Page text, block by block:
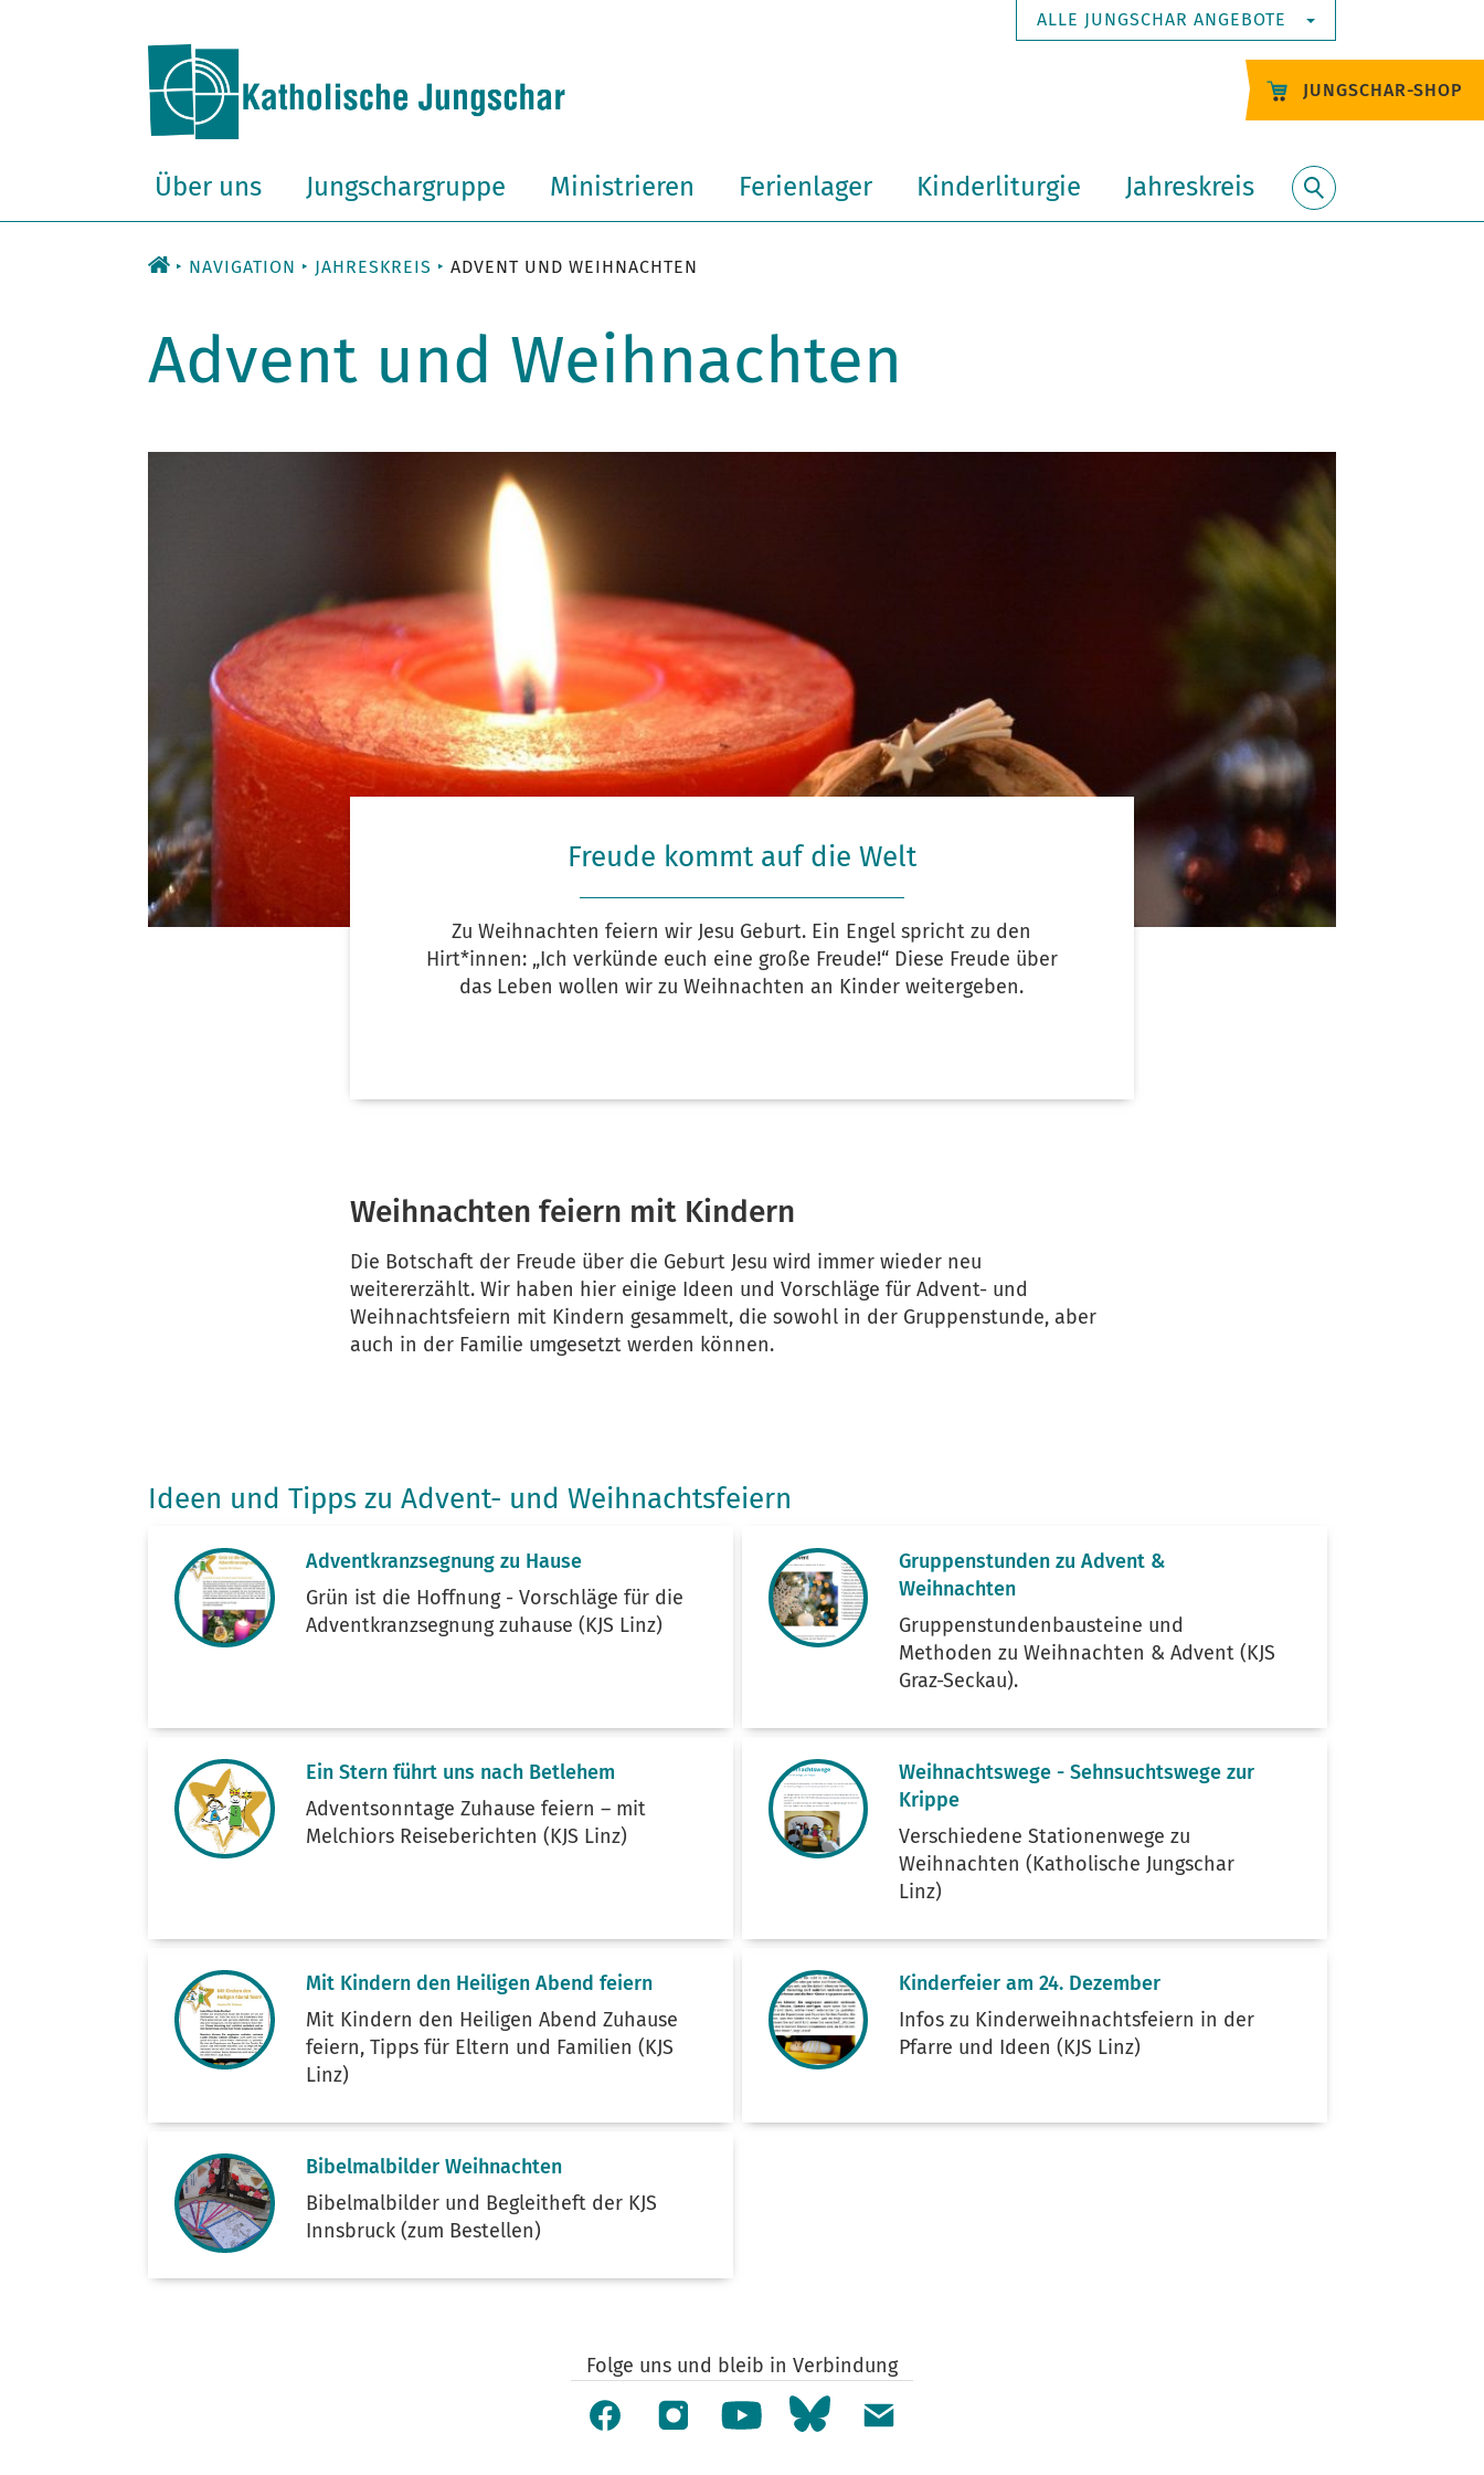
JUNGSCHAR-SHOP
ALLE JUNGSCHAR ANGEBOTE
Über uns Jungschargruppe Ministrieren Ferienlager Kinderliturgie Jahreskreis
NAVIGATION JAHRESKREIS ADVENT UND WEIHNACHTEN
Advent und Weihnachten
Freude kommt auf die Welt
Zu Weihnachten feiern wir Jesu Geburt. Ein Engel spricht zu den
Hirt*innen: „Ich verkünde euch eine große Freude!“ Diese Freude über
das Leben wollen wir zu Weihnachten an Kinder weitergeben.
Weihnachten feiern mit Kindern
Die Botschaft der Freude über die Geburt Jesu wird immer wieder neu
weitererzählt. Wir haben hier einige Ideen und Vorschläge für Advent- und
Weihnachtsfeiern mit Kindern gesammelt, die sowohl in der Gruppenstunde, aber
auch in der Familie umgesetzt werden können.
Ideen und Tipps zu Advent- und Weihnachtsfeiern
Adventkranzsegnung zu Hause
Grün ist die Hoffnung - Vorschläge für die
Adventkranzsegnung zuhause (KJS Linz)
Gruppenstunden zu Advent &
Weihnachten
Gruppenstundenbausteine und
Methoden zu Weihnachten & Advent (KJS
Graz-Seckau).
Ein Stern führt uns nach Betlehem
Adventsonntage Zuhause feiern – mit
Melchiors Reiseberichten (KJS Linz)
Weihnachtswege - Sehnsuchtswege zur
Krippe
Verschiedene Stationenwege zu
Weihnachten (Katholische Jungschar
Linz)
Mit Kindern den Heiligen Abend feiern
Mit Kindern den Heiligen Abend Zuhause
feiern, Tipps für Eltern und Familien (KJS
Linz)
Kinderfeier am 24. Dezember
Infos zu Kinderweihnachtsfeiern in der
Pfarre und Ideen (KJS Linz)
Bibelmalbilder Weihnachten
Bibelmalbilder und Begleitheft der KJS
Innsbruck (zum Bestellen)
Folge uns und bleib in Verbindung